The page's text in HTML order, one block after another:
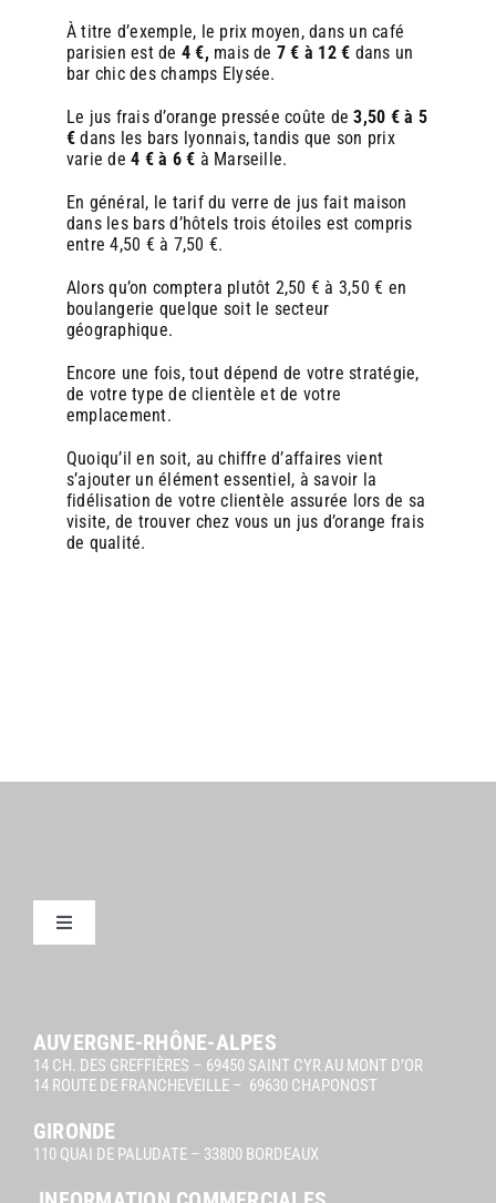
À titre d’exemple, le prix moyen, dans un café
parisien est de 4 €, mais de 7 € à 12 € dans un
bar chic des champs Elysée.
Le jus frais d’orange pressée coûte de3,50 € à 5
€dans les bars lyonnais, tandis que son prix
varie de4 € à 6 € à Marseille.
En général, le tarif du verre de jus fait maison
dans les bars d’hôtels trois étoiles est compris
entre 4,50 € à 7,50 €.
Alors qu’on comptera plutôt 2,50 € à 3,50 € en
boulangerie quelque soit le secteur
géographique.
Encore une fois, tout dépend de votre stratégie,
de votre type de clientèle et de votre
emplacement.
Quoiqu’il en soit, au chiffre d’affaires vient
s’ajouter un élément essentiel, à savoir la
fidélisation de votre clientèle assurée lors de sa
visite, de trouver chez vous un jus d’orange frais
de qualité.